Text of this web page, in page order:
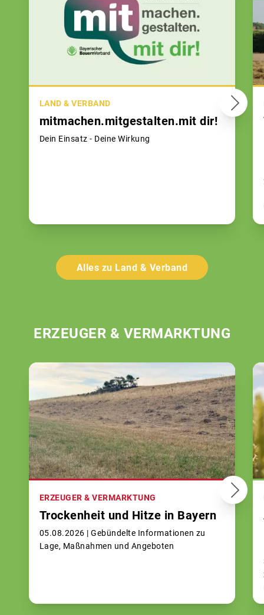
LAND & VERBAND
mitmachen.mitgestalten.mit dir!
Dein Einsatz - Deine Wirkung
Alles zu Land & Verband
ERZEUGER & VERMARKTUNG
ERZEUGER & VERMARKTUNG
Trockenheit und Hitze in Bayern
05.08.2026 | Gebündelte Informationen zu
Lage, Maßnahmen und Angeboten